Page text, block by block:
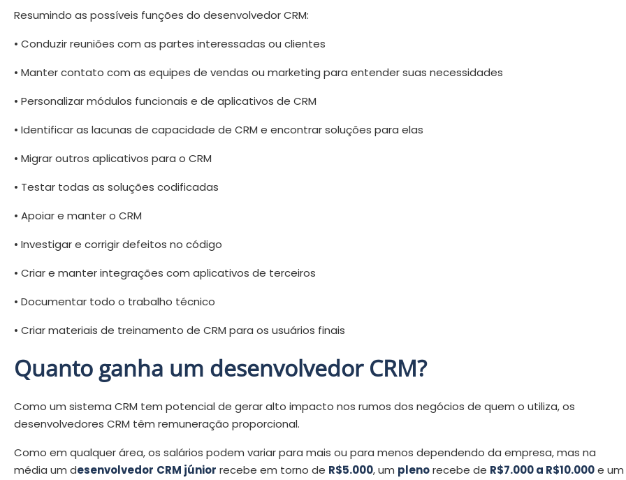
Resumindo as possíveis funções do desenvolvedor CRM:
• Conduzir reuniões com as partes interessadas ou clientes
• Manter contato com as equipes de vendas ou marketing para entender suas necessidades
• Personalizar módulos funcionais e de aplicativos de CRM
• Identificar as lacunas de capacidade de CRM e encontrar soluções para elas
• Migrar outros aplicativos para o CRM
• Testar todas as soluções codificadas
• Apoiar e manter o CRM
• Investigar e corrigir defeitos no código
• Criar e manter integrações com aplicativos de terceiros
• Documentar todo o trabalho técnico
• Criar materiais de treinamento de CRM para os usuários finais
Quanto ganha um desenvolvedor CRM?
Como um sistema CRM tem potencial de gerar alto impacto nos rumos dos negócios de quem o utiliza, os
desenvolvedores CRM têm remuneração proporcional.
Como em qualquer área, os salários podem variar para mais ou para menos dependendo da empresa, mas na
média um desenvolvedor CRM júnior recebe em torno de R$5.000, um plenorecebe de R$7.000 a R$10.000e um